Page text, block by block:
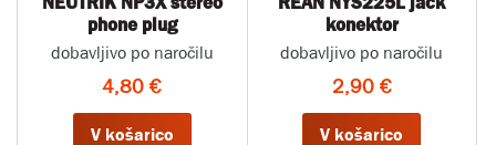
phone plug
dobavljivo po naročilu
4,80 €
V košarico
konektor
dobavljivo po naročilu
2,90 €
V košarico